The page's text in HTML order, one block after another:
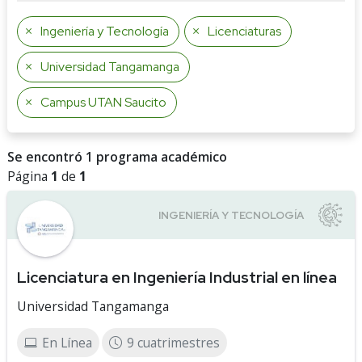
Ingeniería y Tecnología Licenciaturas
Universidad Tangamanga
Campus UTAN Saucito
Se encontró 1 programa académico
Página 1 de 1
Licenciatura en Ingeniería Industrial en línea
Universidad Tangamanga
En Línea 9 cuatrimestres